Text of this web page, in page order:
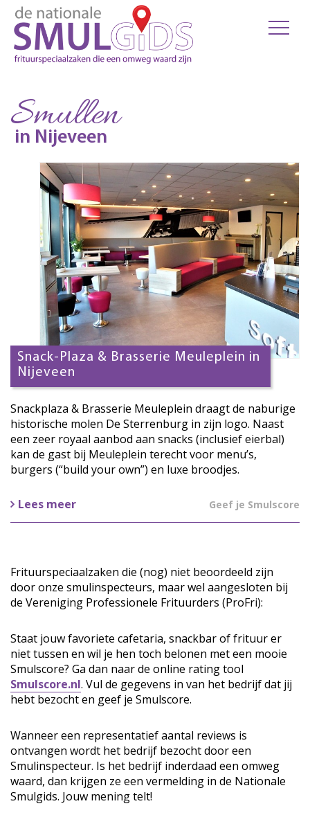
Smullen
in Nijeveen
Snack-Plaza & Brasserie Meuleplein in
Nijeveen
Snackplaza & Brasserie Meuleplein draagt de naburige
historische molen De Sterrenburg in zijn logo. Naast
een zeer royaal aanbod aan snacks (inclusief eierbal)
kan de gast bij Meuleplein terecht voor menu’s,
burgers (“build your own”) en luxe broodjes.
Lees meer Geef je Smulscore
Frituurspeciaalzaken die (nog) niet beoordeeld zijn
door onze smulinspecteurs, maar wel aangesloten bij
de Vereniging Professionele Frituurders (ProFri):
Staat jouw favoriete cafetaria, snackbar of frituur er
niet tussen en wil je hen toch belonen met een mooie
Smulscore? Ga dan naar de online rating tool
Smulscore.nl. Vul de gegevens in van het bedrijf dat jij
hebt bezocht en geef je Smulscore.
Wanneer een representatief aantal reviews is
ontvangen wordt het bedrijf bezocht door een
Smulinspecteur. Is het bedrijf inderdaad een omweg
waard, dan krijgen ze een vermelding in de Nationale
Smulgids. Jouw mening telt!